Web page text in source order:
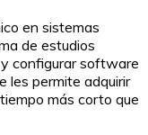
en sistemas
de estudios
configurar software
les permite adquirir
más corto que